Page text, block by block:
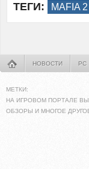
ТЕГИ: MAFIA 2
НОВОСТИ PC
МЕТКИ:
НА ИГРОВОМ ПОРТАЛЕ
ОБЗОРЫ И МНОГОЕ